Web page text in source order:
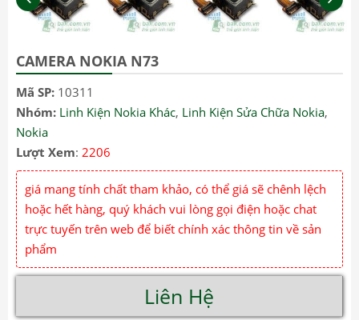
CAMERA NOKIA N73
Mã SP: 10311
Nhóm: Linh Kiện Nokia Khác, Linh Kiện Sửa Chữa Nokia,
Nokia
Lượt Xem: 2206
giá mang tính chất tham khảo, có thể giá sẽ chênh lệch
hoặc hết hàng, quý khách vui lòng gọi điện hoặc chat
trực tuyến trên web để biết chính xác thông tin về sản
phẩm
Liên Hệ